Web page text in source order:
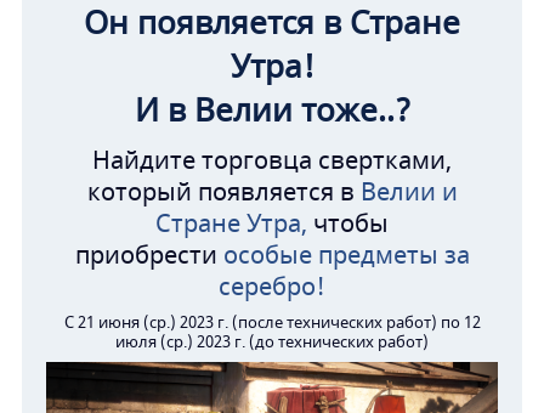
Он появляется в Стране
Утра!
И в Велии тоже..?
Найдите торговца свертками,
который появляется в Велии и
Стране Утра, чтобы
приобрести особые предметы за
серебро!
С 21 июня (ср.) 2023 г. (после технических работ) по 12
июля (ср.) 2023 г. (до технических работ)